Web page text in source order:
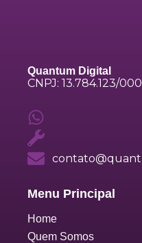
Quantum Digital
CNPJ: 13.784.123/
Menu Principal
Home
Quem Somos